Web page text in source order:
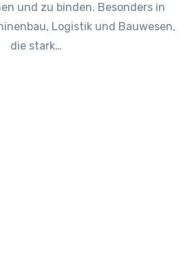
und zu binden. Besonders in
Logistik und Bauwesen,
die stark…